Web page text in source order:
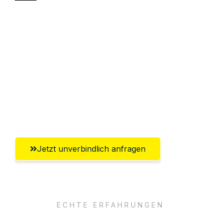
Jetzt unverbindlich anfragen
ECHTE ERFAHRUNGEN